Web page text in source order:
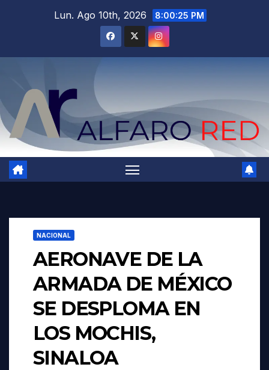
Lun. Ago 10th, 2026 8:00:26 PM
NACIONAL
AERONAVE DE LA
ARMADA DE MÉXICO
SE DESPLOMA EN
LOS MOCHIS,
SINALOA